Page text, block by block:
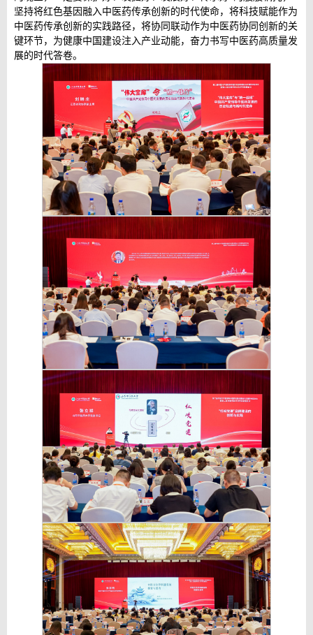
坚持将红色基因融入中医药传承创新的时代使命，将科技赋能作为
中医药传承创新的实践路径，将协同联动作为中医药协同创新的关
键环节，为健康中国建设注入产业动能，奋力书写中医药高质量发
展的时代答卷。